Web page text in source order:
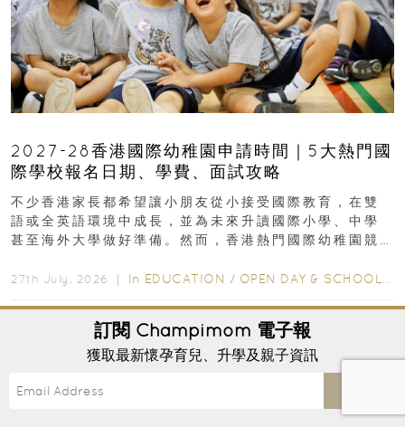
2027-28香港國際幼稚園申請時間｜5大熱門國
際學校報名日期、學費、面試攻略
不少香港家長都希望讓小朋友從小接受國際教育，在雙
語或全英語環境中成長，並為未來升讀國際小學、中學
甚至海外大學做好準備。然而，香港熱門國際幼稚園競
27th July, 2026 ｜ In EDUCATION / OPEN DAY & SCHOOL EVENTS
訂閱 Champimom 電子報
獲取最新懷孕育兒、升學及親子資訊